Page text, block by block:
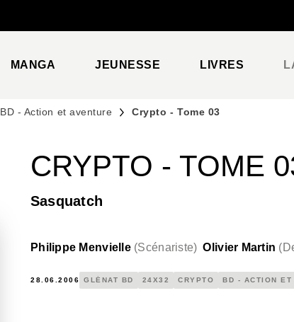
MANGA JEUNESSE LIVRES
BD - Action et aventure Crypto - Tome 03
CRYPTO - TOME
Sasquatch
Philippe Menvielle (Scénariste) Olivier Martin (
28.06.2006 GLÉNAT BD 24X32 CRYPTO BD - ACTION ET